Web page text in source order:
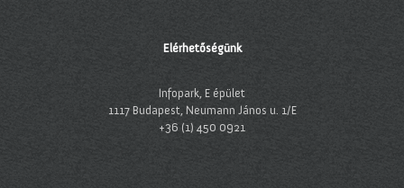
Elérhetőségünk
Infopark, E épület
1117 Budapest, Neumann János u. 1/E
+36 (1) 450 0921